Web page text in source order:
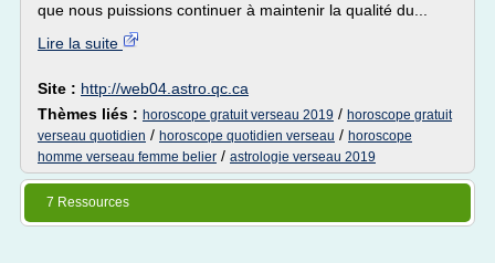
que nous puissions continuer à maintenir la qualité du...
Lire la suite
Site : http://web04.astro.qc.ca
Thèmes liés : horoscope gratuit verseau 2019 / horoscope gratuit
verseau quotidien / horoscope quotidien verseau / horoscope
homme verseau femme belier / astrologie verseau 2019
7 Ressources